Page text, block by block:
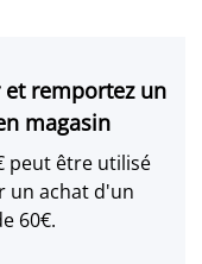
et remportez un
magasin
peut être utilisé
un achat d'un
60€.